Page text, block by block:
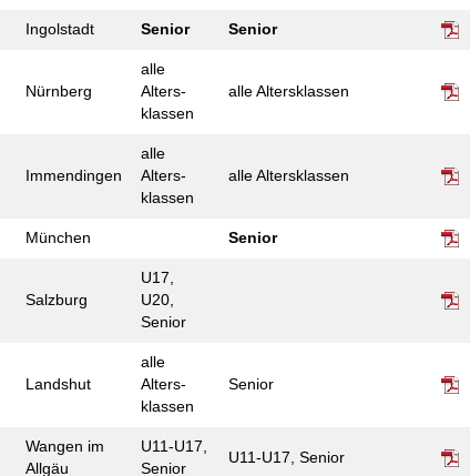
Ingolstadt Senior Senior
Nürnberg
alle
Alters­
klassen
alle Alters­­klassen
Immendingen
alle
Alters­
klassen
alle Alters­klassen
München Senior
Salzburg
U17,
U20,
Senior
Landshut
alle
Alters­
klassen
Senior
Wangen im
Allgäu
U11-U17,
Senior
U11-U17, Senior